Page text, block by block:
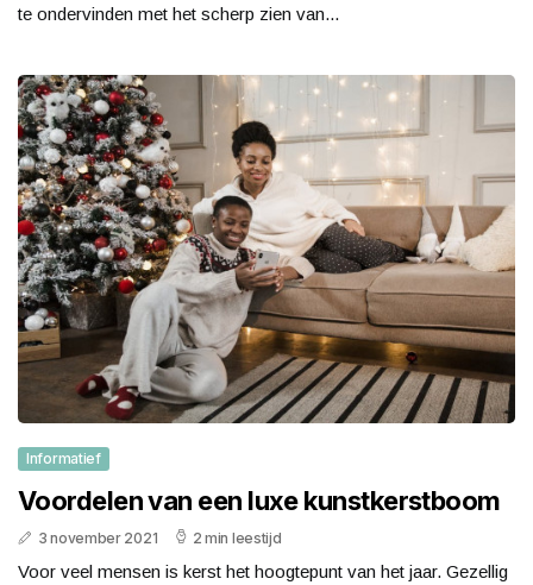
te ondervinden met het scherp zien van...
Informatief
Voordelen van een luxe kunstkerstboom
3 november 2021 2 min leestijd
Voor veel mensen is kerst het hoogtepunt van het jaar. Gezellig